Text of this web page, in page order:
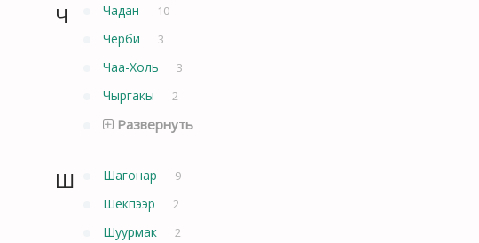
Ч Чадан 10
Черби 3
Чаа-Холь 3
Чыргакы 2
Развернуть
Ш Шагонар 9
Шекпээр 2
Шуурмак 2